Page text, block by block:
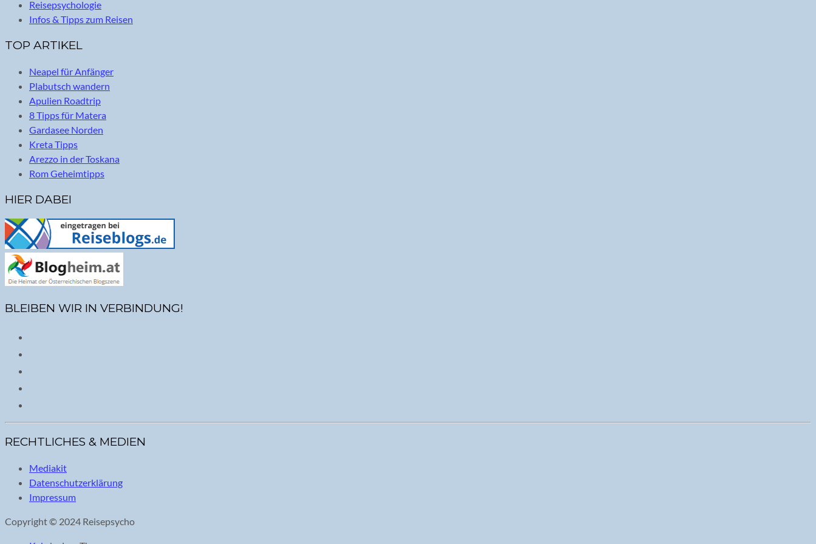
Reisepsychologie
Infos & Tipps zum Reisen
TOP ARTIKEL
Neapel für Anfänger
Plabutsch wandern
Apulien Roadtrip
8 Tipps für Matera
Gardasee Norden
Kreta Tipps
Arezzo in der Toskana
Rom Geheimtipps
HIER DABEI
BLEIBEN WIR IN VERBINDUNG!
RECHTLICHES & MEDIEN
Mediakit
Datenschutzerklärung
Impressum
Copyright © 2024 Reisepsycho